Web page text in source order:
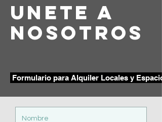
unete a
nosotros
Formulario para Alquiler Locales y